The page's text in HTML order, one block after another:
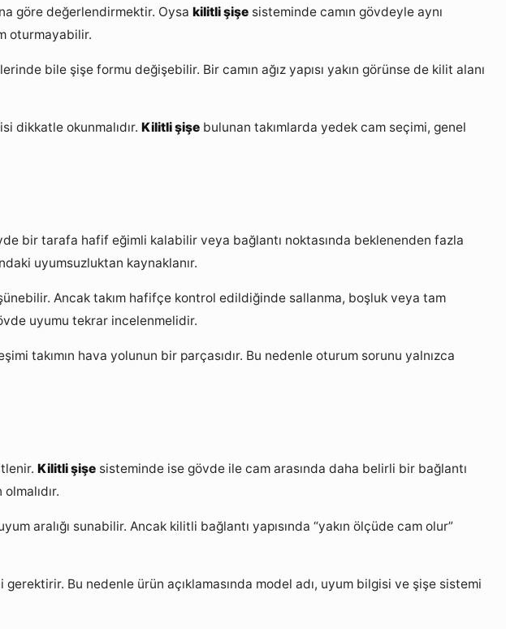
göre değerlendirmektir. Oysa kilitli şişe sisteminde camın gövdeyle aynı
oturmayabilir.
bile şişe formu değişebilir. Bir camın ağız yapısı yakın görünse de kilit alanı
dikkatle okunmalıdır. Kilitli şişe bulunan takımlarda yedek cam seçimi, genel
bir tarafa hafif eğimli kalabilir veya bağlantı noktasında beklenenden fazla
uyumsuzluktan kaynaklanır.
Ancak takım hafifçe kontrol edildiğinde sallanma, boşluk veya tam
uyumu tekrar incelenmelidir.
takımın hava yolunun bir parçasıdır. Bu nedenle oturum sorunu yalnızca
Kilitli şişe sisteminde ise gövde ile cam arasında daha belirli bir bağlantı
aralığı sunabilir. Ancak kilitli bağlantı yapısında “yakın ölçüde cam olur”
Bu nedenle ürün açıklamasında model adı, uyum bilgisi ve şişe sistemi